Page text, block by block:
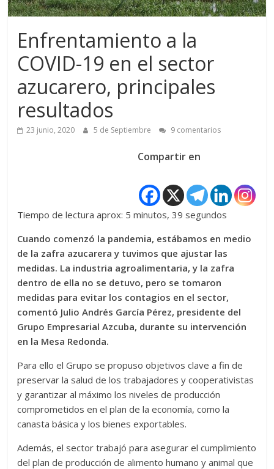
Enfrentamiento a la
COVID-19 en el sector
azucarero, principales
resultados
23 junio, 2020 5 de Septiembre 9 comentarios
Compartir en
Tiempo de lectura aprox: 5 minutos, 39 segundos
Cuando comenzó la pandemia, estábamos en medio
de la zafra azucarera y tuvimos que ajustar las
medidas. La industria agroalimentaria, y la zafra
dentro de ella no se detuvo, pero se tomaron
medidas para evitar los contagios en el sector,
comentó Julio Andrés García Pérez, presidente del
Grupo Empresarial Azcuba, durante su intervención
en la Mesa Redonda.
Para ello el Grupo se propuso objetivos clave a fin de
preservar la salud de los trabajadores y cooperativistas
y garantizar al máximo los niveles de producción
comprometidos en el plan de la economía, como la
canasta básica y los bienes exportables.
Además, el sector trabajó para asegurar el cumplimiento
del plan de producción de alimento humano y animal que